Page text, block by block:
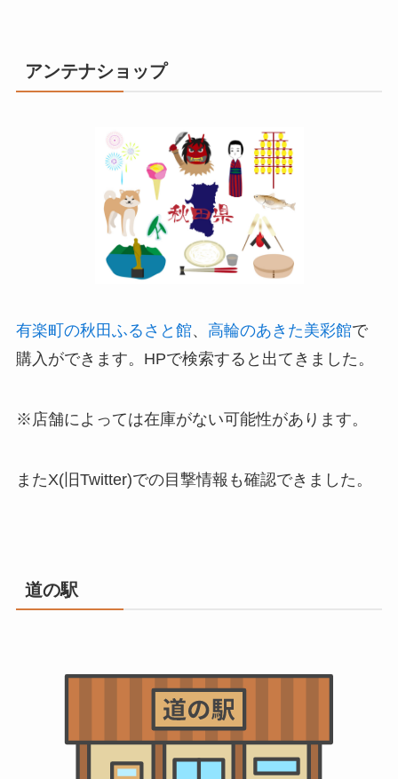
アンテナショップ
有楽町の秋田ふるさと館、 高輪のあきた美彩館で
購入ができます。HPで検索すると出てきました。
※店舗によっては在庫がない可能性があります。
またX(旧Twitter)での目撃情報も確認できました。
道の駅